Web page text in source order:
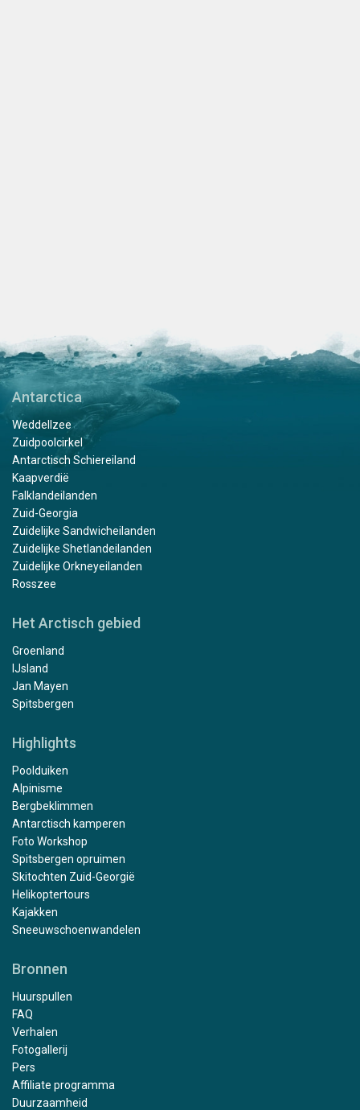
Antarctica
Weddellzee
Zuidpoolcirkel
Antarctisch Schiereiland
Kaapverdië
Falklandeilanden
Zuid-Georgia
Zuidelijke Sandwicheilanden
Zuidelijke Shetlandeilanden
Zuidelijke Orkneyeilanden
Rosszee
Het Arctisch gebied
Groenland
IJsland
Jan Mayen
Spitsbergen
Highlights
Poolduiken
Alpinisme
Bergbeklimmen
Antarctisch kamperen
Foto Workshop
Spitsbergen opruimen
Skitochten Zuid-Georgië
Helikoptertours
Kajakken
Sneeuwschoenwandelen
Bronnen
Huurspullen
FAQ
Verhalen
Fotogallerij
Pers
Affiliate programma
Duurzaamheid